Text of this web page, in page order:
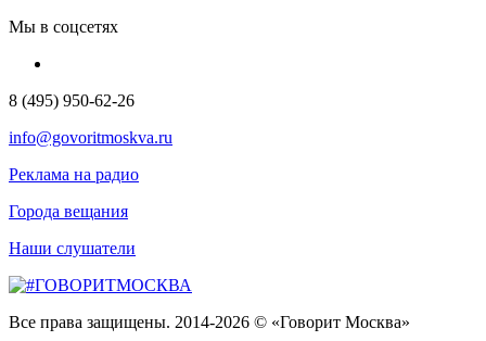
Мы в соцсетях
8 (495) 950-62-26
info@govoritmoskva.ru
Реклама на радио
Города вещания
Наши слушатели
Все права защищены. 2014-2026 © «Говорит Москва»